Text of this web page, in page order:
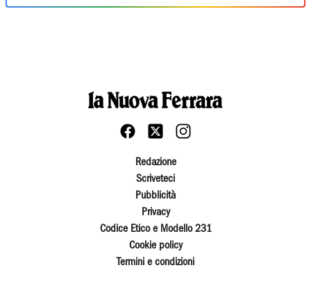
Redazione
Scriveteci
Pubblicità
Privacy
Codice Etico e Modello 231
Cookie policy
Termini e condizioni